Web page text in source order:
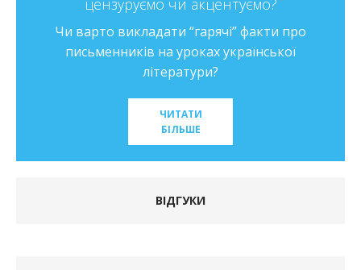
Чи варто викладати “гарячі” факти про
письменників на уроках української
літератури?
ЧИТАТИ
БІЛЬШЕ
ВІДГУКИ